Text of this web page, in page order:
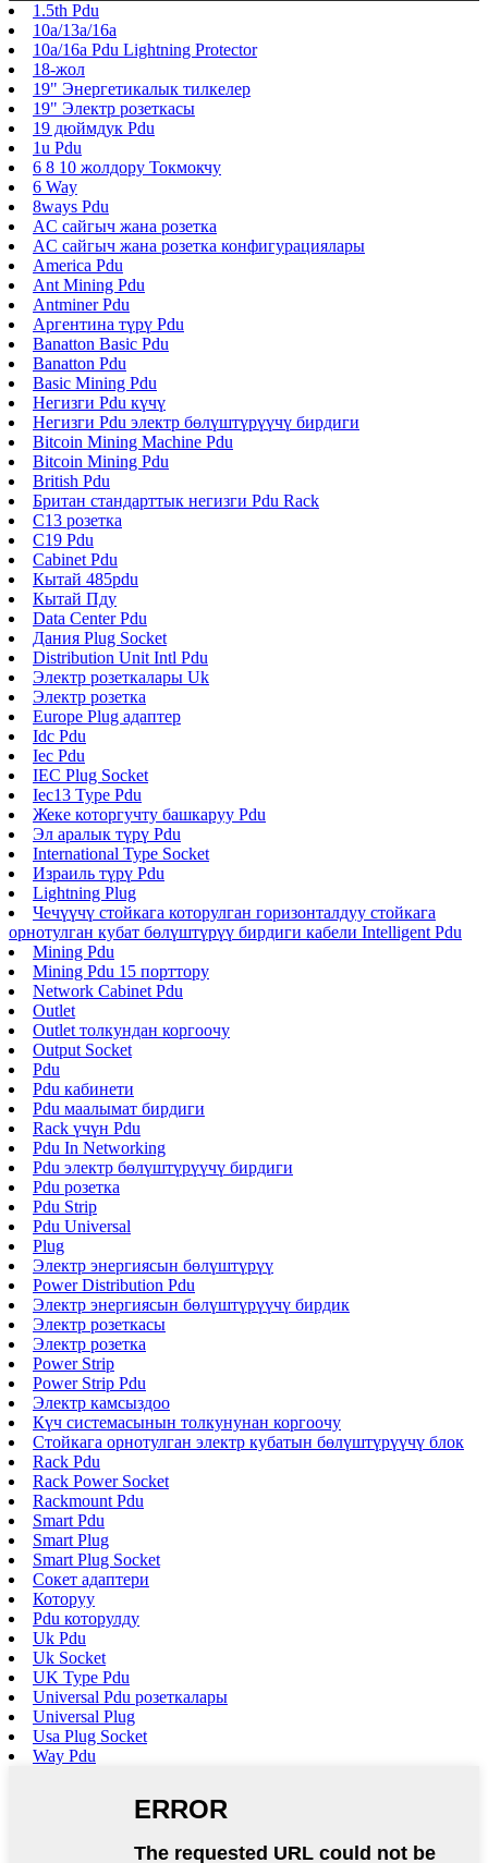
1.5th Pdu
10a/13a/16a
10a/16a Pdu Lightning Protector
18-жол
19" Энергетикалык тилкелер
19" Электр розеткасы
19 дюймдук Pdu
1u Pdu
6 8 10 жолдору Токмокчу
6 Way
8ways Pdu
AC сайгыч жана розетка
AC сайгыч жана розетка конфигурациялары
America Pdu
Ant Mining Pdu
Antminer Pdu
Аргентина түрү Pdu
Banatton Basic Pdu
Banatton Pdu
Basic Mining Pdu
Негизги Pdu күчү
Негизги Pdu электр бөлүштүрүүчү бирдиги
Bitcoin Mining Machine Pdu
Bitcoin Mining Pdu
British Pdu
Британ стандарттык негизги Pdu Rack
C13 розетка
C19 Pdu
Cabinet Pdu
Кытай 485pdu
Кытай Пду
Data Center Pdu
Дания Plug Socket
Distribution Unit Intl Pdu
Электр розеткалары Uk
Электр розетка
Europe Plug адаптер
Idc Pdu
Iec Pdu
IEC Plug Socket
Iec13 Type Pdu
Жеке которгучту башкаруу Pdu
Эл аралык түрү Pdu
International Type Socket
Израиль түрү Pdu
Lightning Plug
Чечүүчү стойкага которулган горизонталдуу стойкага
орнотулган кубат бөлүштүрүү бирдиги кабели Intelligent Pdu
Mining Pdu
Mining Pdu 15 порттору
Network Cabinet Pdu
Outlet
Outlet толкундан коргоочу
Output Socket
Pdu
Pdu кабинети
Pdu маалымат бирдиги
Rack үчүн Pdu
Pdu In Networking
Pdu электр бөлүштүрүүчү бирдиги
Pdu розетка
Pdu Strip
Pdu Universal
Plug
Электр энергиясын бөлүштүрүү
Power Distribution Pdu
Электр энергиясын бөлүштүрүүчү бирдик
Электр розеткасы
Электр розетка
Power Strip
Power Strip Pdu
Электр камсыздоо
Күч системасынын толкунунан коргоочу
Стойкага орнотулган электр кубатын бөлүштүрүүчү блок
Rack Pdu
Rack Power Socket
Rackmount Pdu
Smart Pdu
Smart Plug
Smart Plug Socket
Сокет адаптери
Которуу
Pdu которулду
Uk Pdu
Uk Socket
UK Type Pdu
Universal Pdu розеткалары
Universal Plug
Usa Plug Socket
Way Pdu